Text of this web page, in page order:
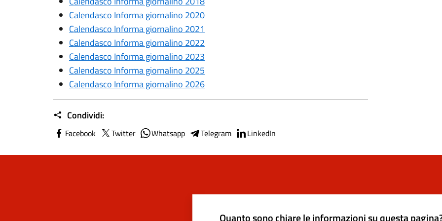
Calendasco Informa giornalino 2020
Calendasco Informa giornalino 2021
Calendasco Informa giornalino 2022
Calendasco Informa giornalino 2023
Calendasco Informa giornalino 2025
Calendasco Informa giornalino 2026
Condividi:
Facebook Twitter Whatsapp Telegram LinkedIn
Quanto sono chiare le informazioni su questa